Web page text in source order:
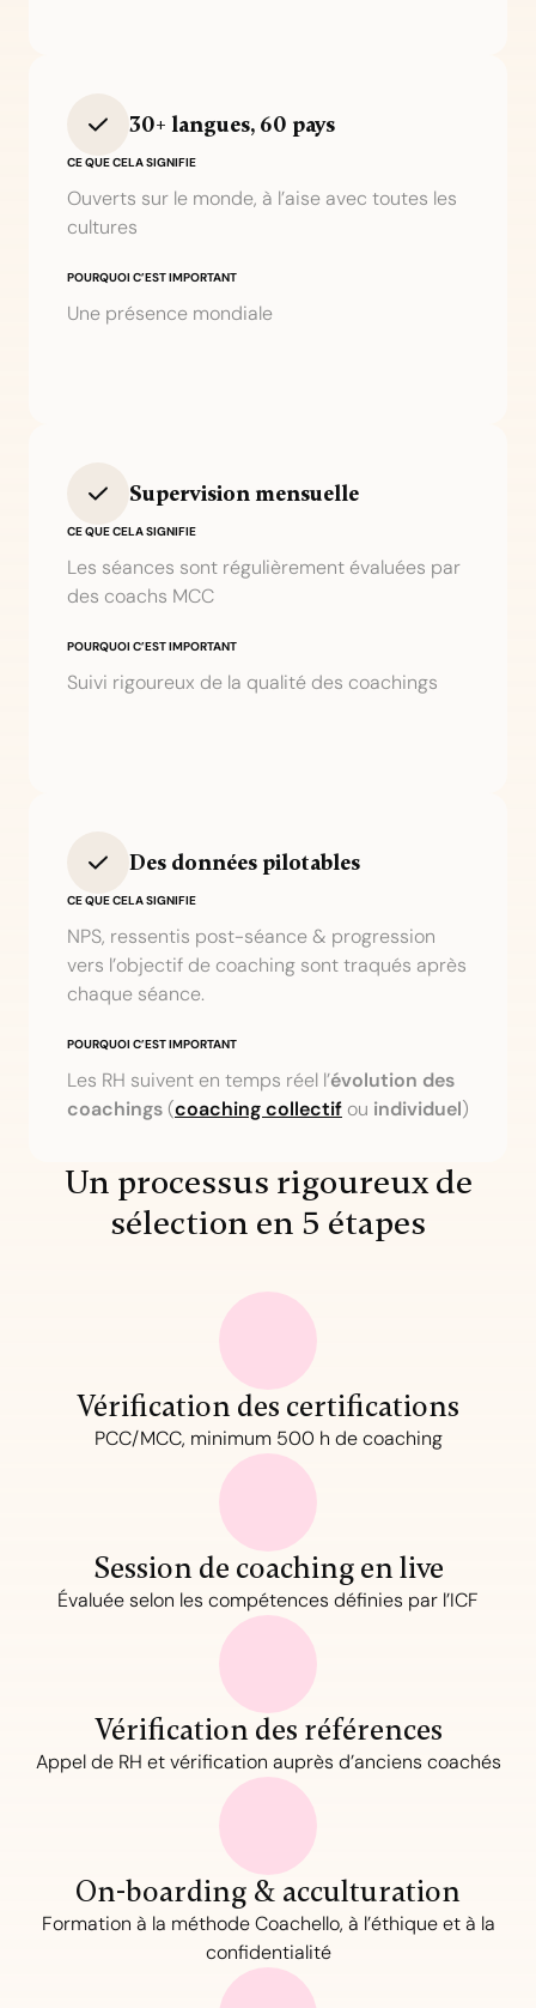
30+ langues, 60 pays
CE QUE CELA SIGNIFIE
Ouverts sur le monde, à l’aise avec toutes les
cultures
POURQUOI C’EST IMPORTANT
Une présence mondiale
Supervision mensuelle
CE QUE CELA SIGNIFIE
Les séances sont régulièrement évaluées par
des coachs MCC
POURQUOI C’EST IMPORTANT
Suivi rigoureux de la qualité des coachings
Des données pilotables
CE QUE CELA SIGNIFIE
NPS, ressentis post-séance & progression
vers l’objectif de coaching sont traqués après
chaque séance.
POURQUOI C’EST IMPORTANT
Les RH suivent en temps réel l’évolution des
coachings(coaching collectif ou individuel)
Un processus rigoureux de
sélection en 5 étapes
Vérification des certifications
PCC/MCC, minimum 500 h de coaching
Session de coaching en live
Évaluée selon les compétences définies par l’ICF
Vérification des références
Appel de RH et vérification auprès d’anciens coachés
On-boarding & acculturation
Formation à la méthode Coachello, à l’éthique et à la
confidentialité